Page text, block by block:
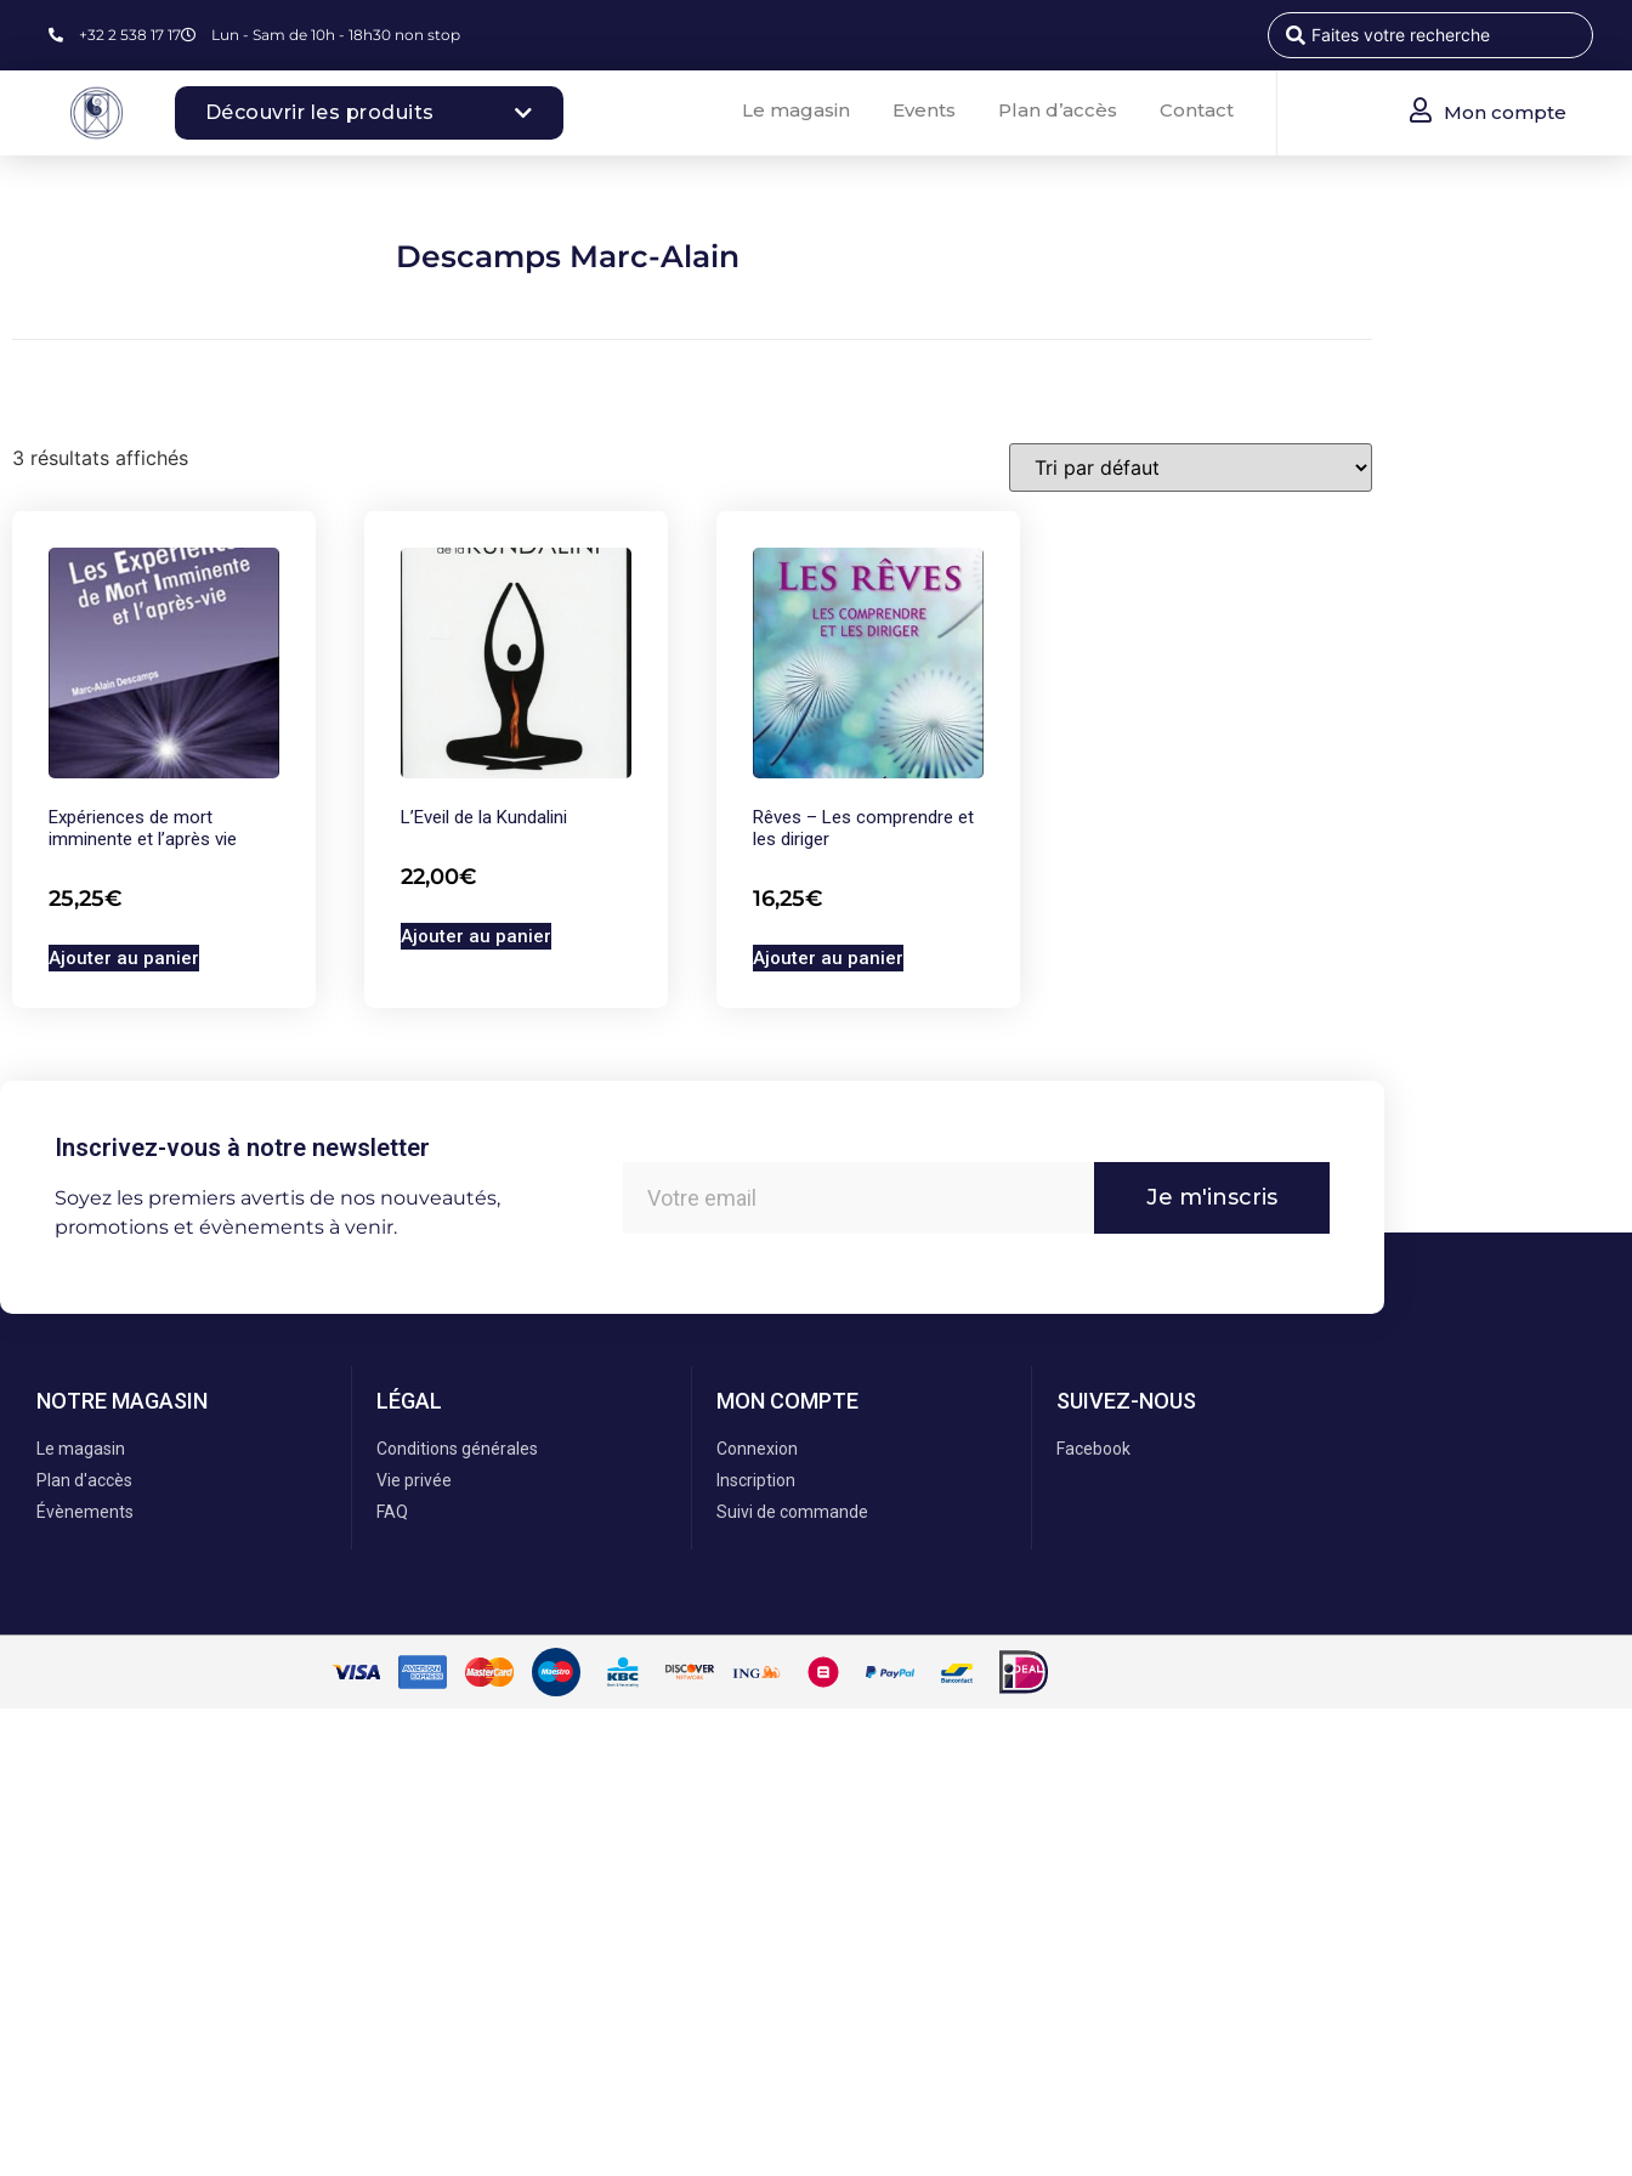
+32 2 538 17 17 Lun - Sam de 10h - 18h30 non stop
Découvrir les produits Le magasin Events Plan d’accès Contact Mon compte
Descamps Marc-Alain
3 résultats affichés
Expériences de mort
imminente et l’après vie
25,25€
Ajouter au panier
L’Eveil de la Kundalini
22,00€
Ajouter au panier
Rêves – Les comprendre et
les diriger
16,25€
Ajouter au panier
Inscrivez-vous à notre newsletter
Soyez les premiers avertis de nos nouveautés,
promotions et évènements à venir.
Je m'inscris
NOTRE MAGASIN
Le magasin
Plan d'accès
Évènements
LÉGAL
Conditions générales
Vie privée
FAQ
MON COMPTE
Connexion
Inscription
Suivi de commande
SUIVEZ-NOUS
Facebook